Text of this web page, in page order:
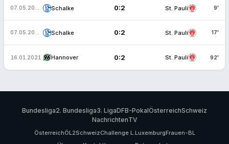
Schalke 0:2 St. Pauli 9'
Schalke 0:2 St. Pauli 17'
16.01.2021 Hannover 0:2 St. Pauli 92'
Bundesliga2. Bundesliga3. LigaDFB-PokalÖsterreichSchweiz
NachrichtenTV
ÖsterreichÖL2SchweizChallenge L.LuxemburgFrauen-BL